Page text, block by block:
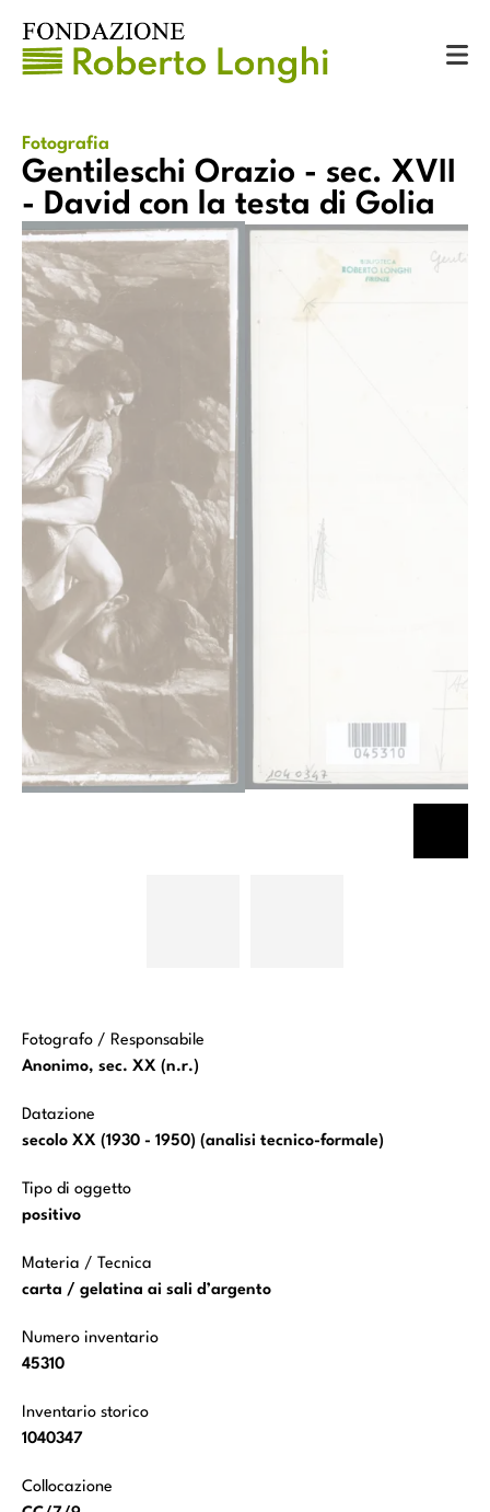
- David con la testa di Golia Gentileschi Orazio - sec. XVII -
Gentileschi Orazio - sec. XVII
- David con la testa di Golia
Fotografia
Fotografo / Responsabile
Anonimo, sec. XX (n.r.)
Datazione
secolo XX (1930 - 1950) (analisi tecnico-formale)
Tipo di oggetto
positivo
Materia / Tecnica
carta / gelatina ai sali d’argento
Numero inventario
45310
Inventario storico
1040347
Collocazione